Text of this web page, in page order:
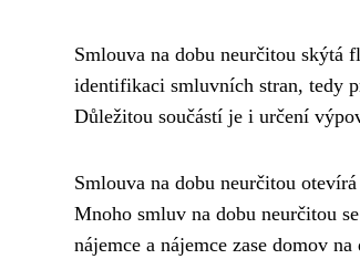
Smlouva na dobu neurčitou skýtá
identifikaci smluvních stran, tedy
Důležitou součástí je i určení
Smlouva na dobu neurčitou
Mnoho smluv na dobu neurčitou
nájemce a nájemce zase domov